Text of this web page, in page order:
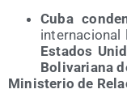
Cuba
inter­na­cio­nal
Esta­dos
Boli­va­ria­na
Minis­te­rio de